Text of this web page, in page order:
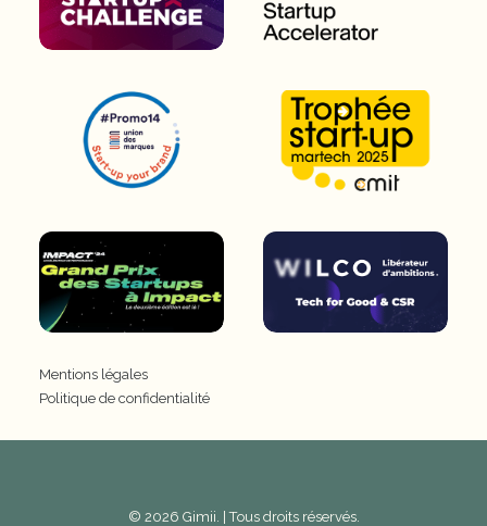
Mentions légales
Politique de confidentialité
© 2026 Gimii. | Tous droits réservés.